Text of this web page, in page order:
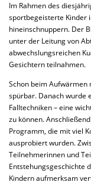
Im Rahmen des
sportbegeisterte Kinder
hineinschnuppern. Der
unter der Leitung von
abwechslungsreichen
Gesichtern teilnahmen.
Schon beim Aufwärmen
spürbar. Danach wurde
Falltechniken – eine
zu können.
Programm, die mit viel
ausprobiert wurden.
Teilnehmerinnen und
Entstehungsgeschichte
Kindern aufmerksam